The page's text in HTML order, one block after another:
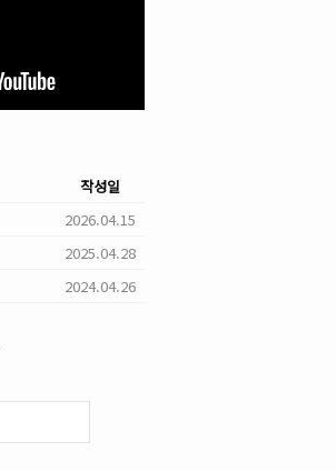
작성일
2026.04.15
2025.04.28
2024.04.26